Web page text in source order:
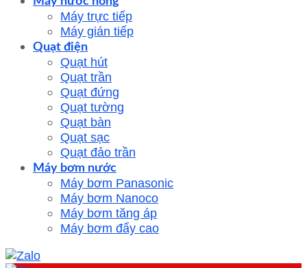
Máy trực tiếp
Máy gián tiếp
Quạt điện
Quạt hút
Quạt trần
Quạt đứng
Quạt tường
Quạt bàn
Quạt sạc
Quạt đảo trần
Máy bơm nước
Máy bơm Panasonic
Máy bơm Nanoco
Máy bơm tăng áp
Máy bơm đẩy cao